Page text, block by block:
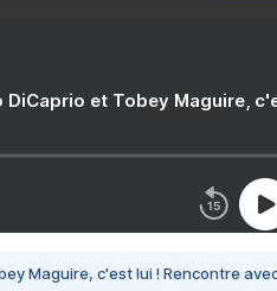
DiCaprio et Tobey Maguire,
Maguire, c'est lui ! Rencontre